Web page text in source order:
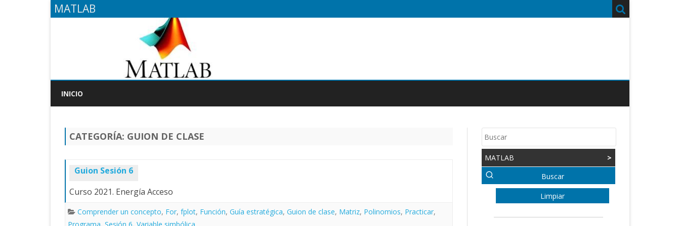
MATLAB
INICIO
CATEGORÍA: GUION DE CLASE
Guion Sesión 6
Curso 2021. Energía Acceso
Comprender un concepto, For, fplot, Función, Guía estratégica, Guion de clase, Matriz, Polinomios, Practicar,
MATLAB >